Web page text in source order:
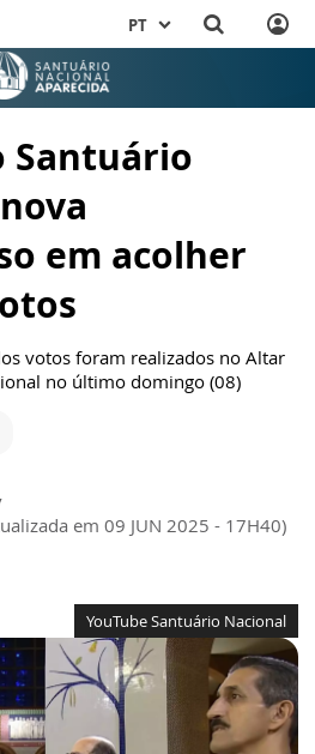
PT
Santuário
em acolher
votos foram realizados no Altar
no último domingo (08)
em 09 JUN 2025 - 17H40)
YouTube Santuário Nacional